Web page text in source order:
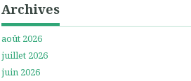
Archives
août 2026
juillet 2026
juin 2026